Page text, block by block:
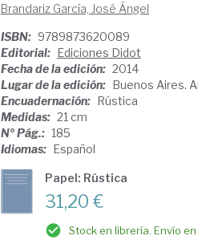
Brandariz García, José Ángel
ISBN: 9789873620089
Editorial: Ediciones Didot
Fecha de la edición: 2014
Lugar de la edición: Buenos Aires.
Encuadernación: Rústica
Medidas: 21 cm
Nº Pág.: 185
Idiomas: Español
Papel: Rústica
31,20 €
Stock en librería. Envío